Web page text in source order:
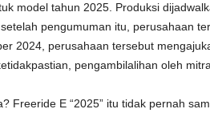
model tahun 2025. Produksi
pengumuman itu, perusahaan
2024, perusahaan tersebut
pengambilalihan oleh
Freeride E “2025” itu tidak pernah